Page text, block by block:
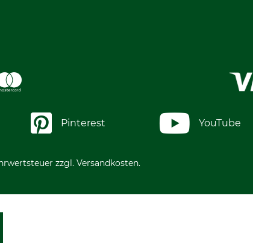
Pinterest YouTube
zzgl. Versandkosten.